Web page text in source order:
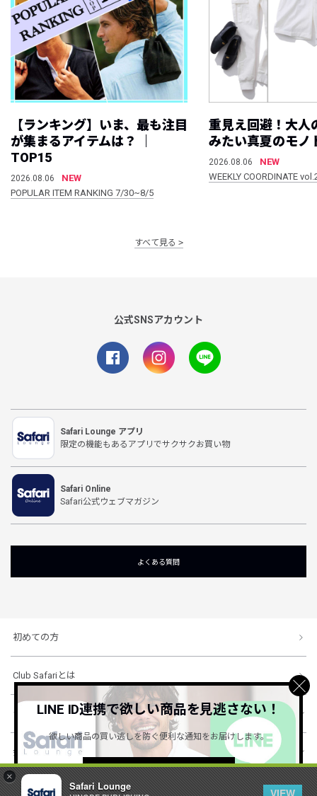
×
Safari Lounge
VIEW
【ランキング】いま、最も注目
が集まるアイテムは？ ｜
TOP15
2026.08.06
NEW
POPULAR ITEM RANKING 7/30~8/5
重見え回避！大人
みたい真夏のモノ
2026.08.06
NEW
WEEKLY COORDINATE
すべて見る
公式SNSアカウント
Safari Lounge アプリ
限定の機能もあるアプリでサクサクお買い物
Safari Online
Safari公式ウェブマガジン
よくある質問
初めての方
Club Safariとは
ショッピングガイド
会社概要・規約
LINE ID連携で欲しい商品を見逃さない！
欲しい商品の買い逃しを防ぐ便利な通知をお届けします。
詳しくはこちら ＞